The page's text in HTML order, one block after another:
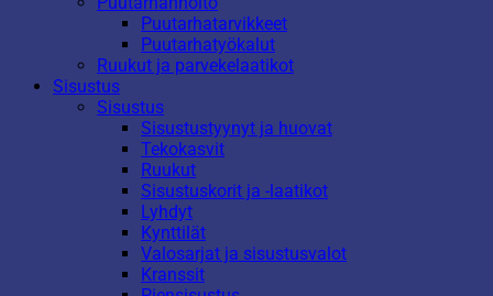
Puutarhatarvikkeet
Puutarhatyökalut
Ruukut ja parvekelaatikot
Sisustus
Sisustus
Sisustustyynyt ja huovat
Tekokasvit
Ruukut
Sisustuskorit ja -laatikot
Lyhdyt
Kynttilät
Valosarjat ja sisustusvalot
Kranssit